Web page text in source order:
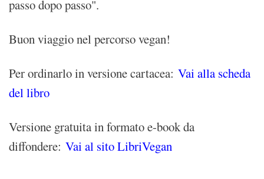
passo dopo passo".
Buon viaggio nel percorso vegan!
Per ordinarlo in versione cartacea: Vai alla scheda
del libro
Versione gratuita in formato e-book da
diffondere: Vai al sito LibriVegan